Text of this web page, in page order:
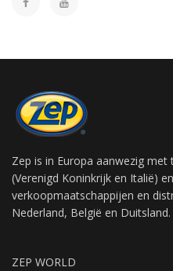
Zep is in Europa aanwezig
(Verenigd Koninkrijk en Italië)
verkoopmaatschappijen en
Nederland, België en Duitsland.
ZEP WORLD